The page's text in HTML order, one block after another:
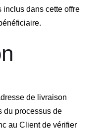
inclus dans cette offre
de livraison
du processus de
au Client de vérifier